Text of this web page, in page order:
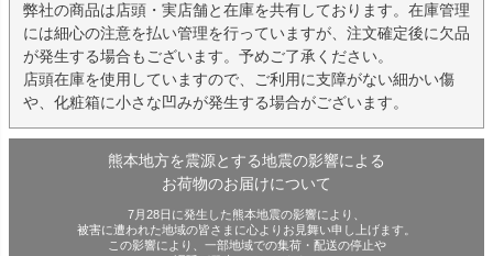
弊社の商品は店頭・実店舗と在庫を共有しております。在庫管理
には細心の注意を払い管理を行っていますが、注文確定後に欠品
が発生する場合もございます。予めご了承ください。
店頭在庫を使用していますので、ご利用に支障がない細かい傷
や、化粧箱に小さな凹みが発生する場合がございます。
熊本地方を震源とする地震の影響による
お荷物のお届けについて
7月28日に発生した熊本地震の影響により、
被害に遭われた地域の皆さまに心よりお見舞い申し上げます。
この影響により、一部地域での集荷・配送の停止や